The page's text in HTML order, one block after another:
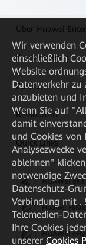
Über Huawei
Kaufanleitung
Partner
Ressourcen
Quick Links
HUAWEI eKit
Huawei
HUAWEI eFly
Wir verwenden
einschließlich
Website
Datenverkehr zu
anzubieten und
Wenn Sie auf
damit
und Cookies
Analysezwecke
ablehnen"
notwendige
Datenschutz-
Verbindung mit .
Telemedien-
Ihre Cookies
unserer Cookies